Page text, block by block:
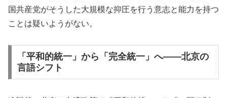
国共産党がそうした大規模な抑圧を行う意志と能力を持つ
ことは疑いようがない。
「平和的統一」から「完全統一」へ――北京の
言語シフト